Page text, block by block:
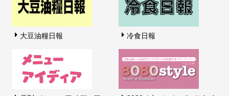
大豆油糧日報 冷食日報